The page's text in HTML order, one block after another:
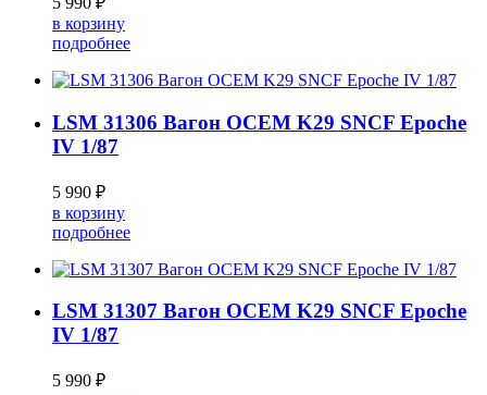
в корзину
подробнее
LSM 31306 Вагон OCEM K29 SNCF Epoche
IV 1/87
5 990 ₽
в корзину
подробнее
LSM 31307 Вагон OCEM K29 SNCF Epoche
IV 1/87
5 990 ₽